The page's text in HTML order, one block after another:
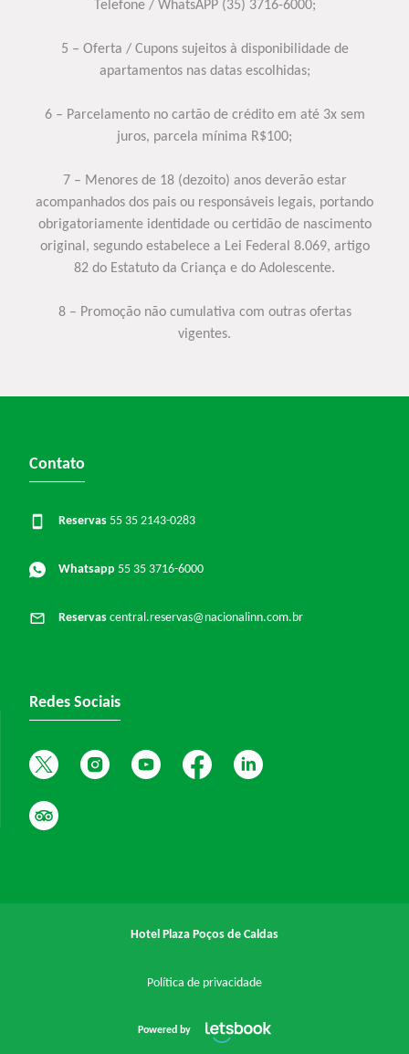
Telefone / WhatsAPP (35) 3716-6000;
5 – Oferta / Cupons sujeitos à disponibilidade de
apartamentos nas datas escolhidas;
6 – Parcelamento no cartão de crédito em até 3x sem
juros, parcela mínima R$100;
7 – Menores de 18 (dezoito) anos deverão estar
acompanhados dos pais ou responsáveis legais, portando
obrigatoriamente identidade ou certidão de nascimento
original, segundo estabelece a Lei Federal 8.069, artigo
82 do Estatuto da Criança e do Adolescente.
8 – Promoção não cumulativa com outras ofertas
vigentes.
Contato
Reservas 55 35 2143-0283
Whatsapp 55 35 3716-6000
Reservas central.reservas@nacionalinn.com.br
Redes Sociais
Hotel Plaza Poços de Caldas
Política de privacidade
Powered by